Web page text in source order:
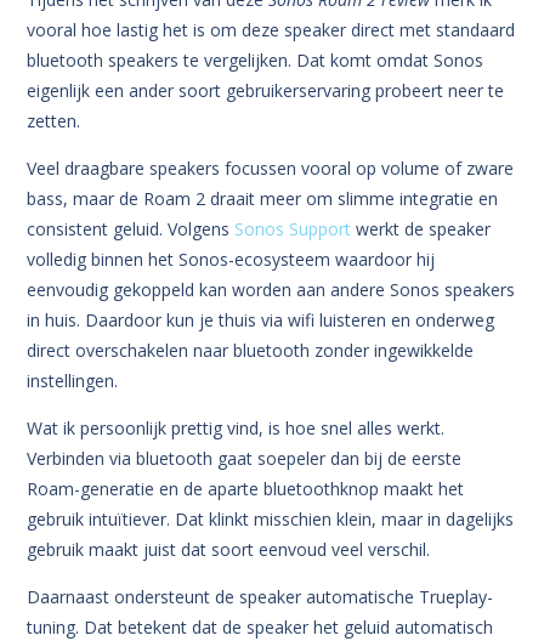
vooral hoe lastig het is om deze speaker direct met standaard
bluetooth speakers te vergelijken. Dat komt omdat Sonos
eigenlijk een ander soort gebruikerservaring probeert neer te
zetten.
Veel draagbare speakers focussen vooral op volume of zware
bass, maar de Roam 2 draait meer om slimme integratie en
consistent geluid. Volgens Sonos Support werkt de speaker
volledig binnen het Sonos-ecosysteem waardoor hij
eenvoudig gekoppeld kan worden aan andere Sonos speakers
in huis. Daardoor kun je thuis via wifi luisteren en onderweg
direct overschakelen naar bluetooth zonder ingewikkelde
instellingen.
Wat ik persoonlijk prettig vind, is hoe snel alles werkt.
Verbinden via bluetooth gaat soepeler dan bij de eerste
Roam-generatie en de aparte bluetoothknop maakt het
gebruik intuïtiever. Dat klinkt misschien klein, maar in dagelijks
gebruik maakt juist dat soort eenvoud veel verschil.
Daarnaast ondersteunt de speaker automatische Trueplay-
tuning. Dat betekent dat de speaker het geluid automatisch